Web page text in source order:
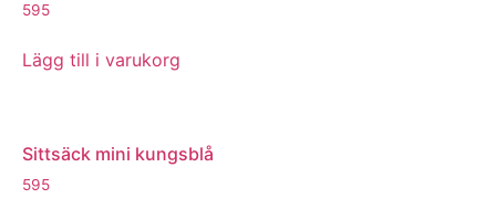
595
Lägg till i varukorg
Sittsäck mini kungsblå
595